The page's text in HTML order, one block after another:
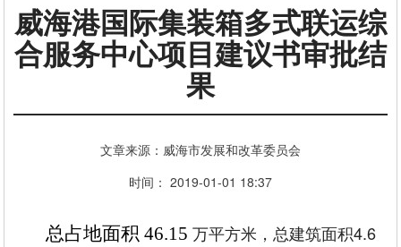
威海港国际集装箱多式联运综
合服务中心项目建议书审批结
果
文章来源：威海市发展和改革委员会
时间： 2019-01-01 18:37
总占地面积 46.15万平方米，总建筑面积4.6